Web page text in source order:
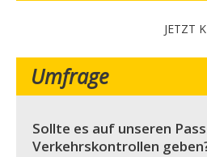
JETZT
Umfrage
Sollte es auf unseren
Verkehrskontrollen